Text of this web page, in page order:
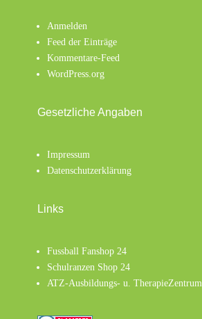
Anmelden
Feed der Einträge
Kommentare-Feed
WordPress.org
Gesetzliche Angaben
Impressum
Datenschutzerklärung
Links
Fussball Fanshop 24
Schulranzen Shop 24
ATZ-Ausbildungs- u. TherapieZentrum